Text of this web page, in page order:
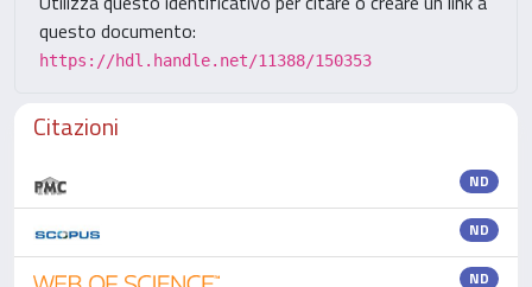
questo documento:
https://hdl.handle.net/11388/150353
Citazioni
ND
ND
ND